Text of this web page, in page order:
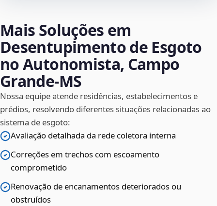
Mais Soluções em
Desentupimento de Esgoto
no Autonomista, Campo
Grande‑MS
Nossa equipe atende residências, estabelecimentos e
prédios, resolvendo diferentes situações relacionadas ao
sistema de esgoto:
Avaliação detalhada da rede coletora interna
Correções em trechos com escoamento
comprometido
Renovação de encanamentos deteriorados ou
obstruídos